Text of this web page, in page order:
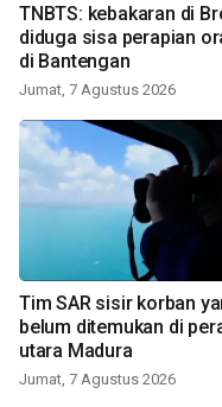
TNBTS: kebakaran di
diduga sisa perapian
di Bantengan
Jumat, 7 Agustus 2026
Tim SAR sisir korban
belum ditemukan di
utara Madura
Jumat, 7 Agustus 2026